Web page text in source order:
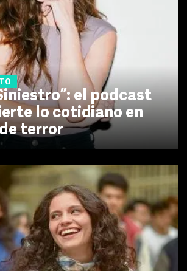
el podcast
lo cotidiano en
terror